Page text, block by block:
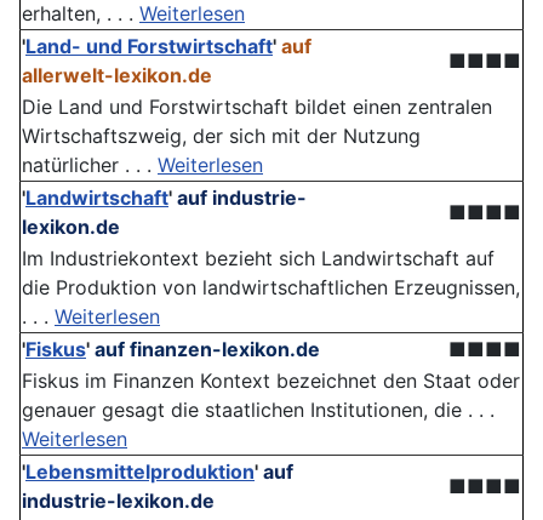
erhalten, . . . Weiterlesen
'Land- und Forstwirtschaft' auf
allerwelt-lexikon.de
■■■■
Die Land und Forstwirtschaft bildet einen zentralen
Wirtschaftszweig, der sich mit der Nutzung
natürlicher . . . Weiterlesen
'Landwirtschaft' auf industrie-
lexikon.de
■■■■
Im Industriekontext bezieht sich Landwirtschaft auf
die Produktion von landwirtschaftlichen Erzeugnissen,
. . . Weiterlesen
'Fiskus' auf finanzen-lexikon.de
■■■■
Fiskus im Finanzen Kontext bezeichnet den Staat oder
genauer gesagt die staatlichen Institutionen, die . . .
Weiterlesen
'Lebensmittelproduktion' auf
industrie-lexikon.de
■■■■